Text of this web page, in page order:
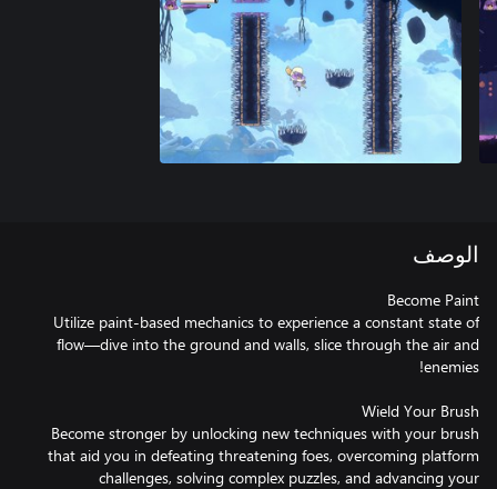
الوصف
Utilize paint-based mechanics to experience a constant state of
flow—dive into the ground and walls, slice through the air and
Become stronger by unlocking new techniques with your brush
that aid you in defeating threatening foes, overcoming platform
challenges, solving complex puzzles, and advancing your